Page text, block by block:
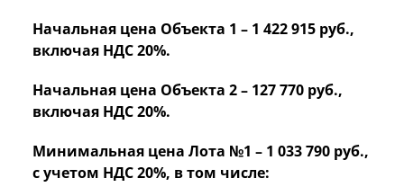
Начальная цена Объекта 1 – 1 422 915 руб.,
включая НДС 20%.
Начальная цена Объекта 2 – 127 770 руб.,
включая НДС 20%.
Минимальная цена Лота №1 – 1 033 790 руб.,
с учетом НДС 20%, в том числе: